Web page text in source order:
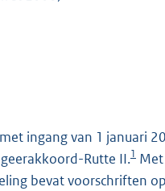
M
b
ingang van 1 januari
Rutte II.1
bevat voorschriften